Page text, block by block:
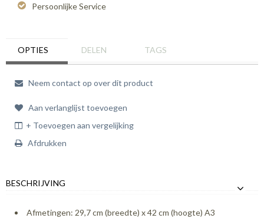
Persoonlijke Service
OPTIES DELEN TAGS
Neem contact op over dit product
Aan verlanglijst toevoegen
+ Toevoegen aan vergelijking
Afdrukken
BESCHRIJVING
Afmetingen: 29,7 cm (breedte) x 42 cm (hoogte) A3